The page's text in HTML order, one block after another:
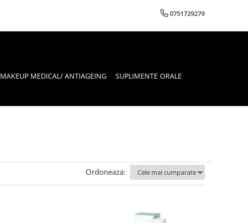
0751729279
MAKEUP MEDICAL/ ANTIAGEING SUPLIMENTE ORALE
Ordoneaza: